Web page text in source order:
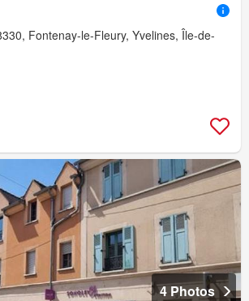
Fontenay-le-Fleury, Yvelines, Île-de-
4 Photos